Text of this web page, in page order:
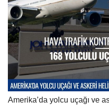
Amerika’da yolcu uçağı ve